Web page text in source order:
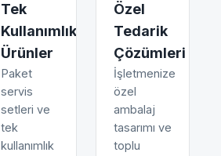
Tek
Kullanımlık
Ürünler
Paket
servis
setleri ve
tek
kullanımlık
Özel
Tedarik
Çözümleri
İşletmenize
özel
ambalaj
tasarımı ve
toplu